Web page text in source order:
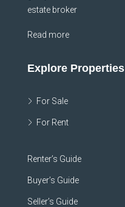
estate broker
Read more
Explore Properties
For Sale
For Rent
Renter’s Guide
Buyer’s Guide
Seller’s Guide